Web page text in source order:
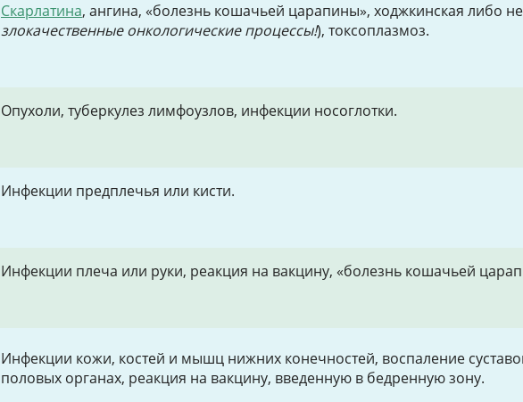
Скарлатина, ангина, «болезнь кошачьей царапины», ходжкинская либо
злокачественные онкологические процессы!), токсоплазмоз.
Опухоли, туберкулез лимфоузлов, инфекции носоглотки.
Инфекции предплечья или кисти.
Инфекции плеча или руки, реакция на вакцину, «болезнь кошачьей
Инфекции кожи, костей и мышц нижних конечностей, воспаление
половых органах, реакция на вакцину, введенную в бедренную зону.